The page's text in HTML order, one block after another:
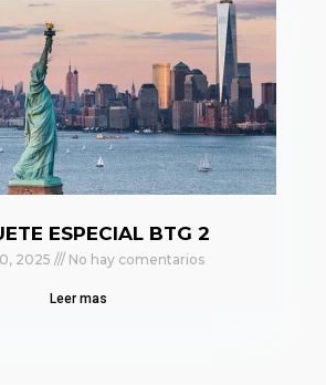
ESPECIAL BTG 2
2025 No hay comentarios
Leer mas